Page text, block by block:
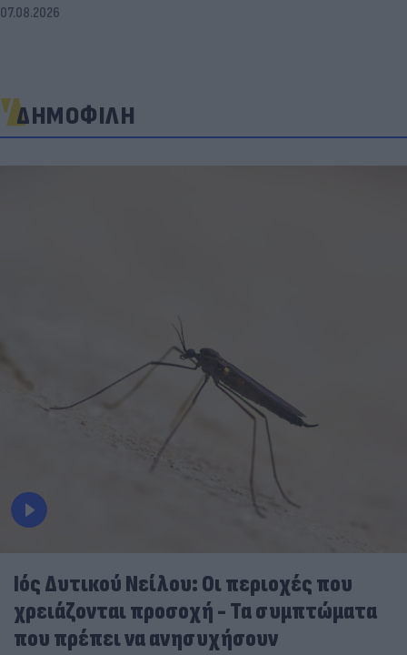
07.08.2026
ΔΗΜΟΦΙΛΗ
Ιός Δυτικού Νείλου: Οι περιοχές που
χρειάζονται προσοχή - Τα συμπτώματα
που πρέπει να ανησυχήσουν